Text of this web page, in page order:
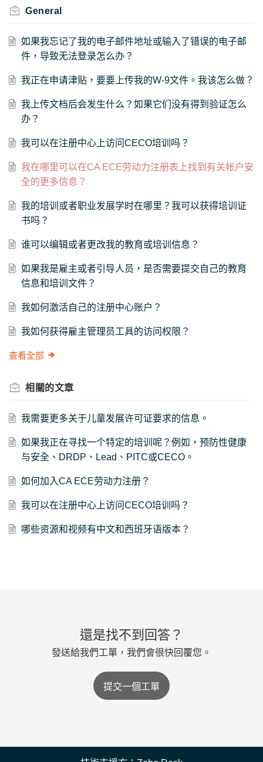
General
如果我忘记了我的电子邮件地址或输入了错误的电子邮
件，导致无法登录怎么办？
我正在申请津贴，要要上传我的W-9文件。我该怎么做？
我上传文档后会发生什么？如果它们没有得到验证怎么
办？
我可以在注册中心上访问CECO培训吗？
我在哪里可以在CA ECE劳动力注册表上找到有关帐户安
全的更多信息？
我的培训或者职业发展学时在哪里？我可以获得培训证
书吗？
谁可以编辑或者更改我的教育或培训信息？
如果我是雇主或者引导人员，是否需要提交自己的教育
信息和培训文件？
我如何激活自己的注册中心账户？
我如何获得雇主管理员工具的访问权限？
查看全部
相關的文章
我需要更多关于儿童发展许可证要求的信息。
如果我正在寻找一个特定的培训呢？例如，预防性健康
与安全、DRDP、Lead、PITC或CECO。
如何加入CA ECE劳动力注册？
我可以在注册中心上访问CECO培训吗？
哪些资源和视频有中文和西班牙语版本？
還是找不到回答？
發送給我們工單，我們會很快回覆您。
提交一個工單